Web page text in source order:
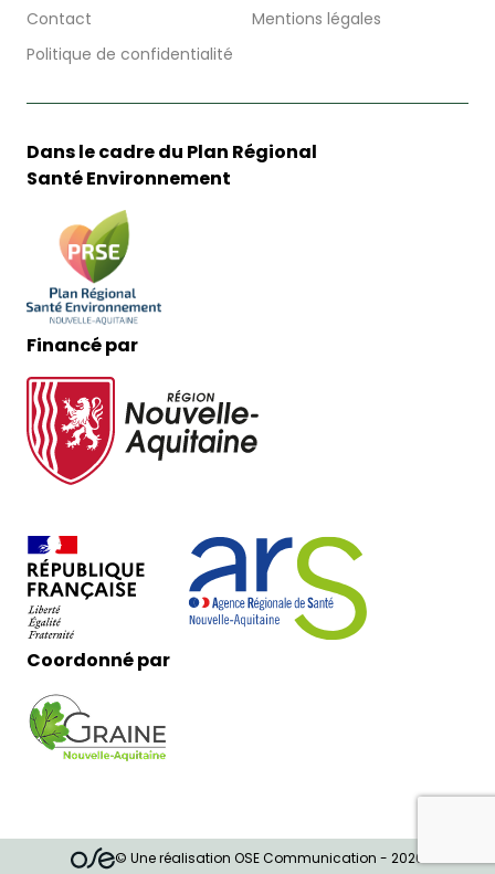
Contact
Mentions légales
Politique de confidentialité
Dans le cadre du Plan Régional
Santé Environnement
Financé par
Coordonné par
© Une réalisation OSE Communication - 2026